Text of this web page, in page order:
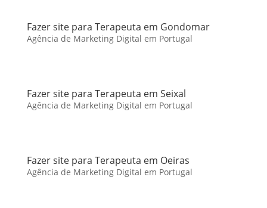
Fazer site para Terapeuta em Gondomar
Agência de Marketing Digital em Portugal
Fazer site para Terapeuta em Seixal
Agência de Marketing Digital em Portugal
Fazer site para Terapeuta em Oeiras
Agência de Marketing Digital em Portugal